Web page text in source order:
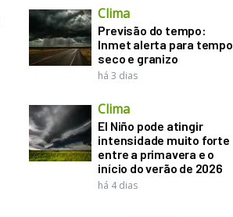
Clima
Previsão do tempo:
Inmet alerta para tempo
seco e granizo
há 3 dias
Clima
El Niño pode atingir
intensidade muito forte
entre a primavera e o
início do verão de 2026
há 4 dias